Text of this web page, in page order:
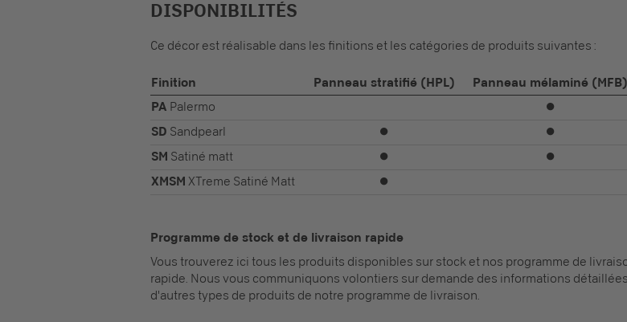
DISPONIBILITÉS
Ce décor est réalisable dans les finitions et les catégories de produits suivantes :
Finition Panneau stratifié (HPL) Panneau mélaminé (MFB)
PA Palermo ⏺
SD Sandpearl ⏺ ⏺
SM Satiné matt ⏺ ⏺
XMSM XTreme Satiné Matt ⏺
Programme de stock et de livraison rapide
Vous trouverez ici tous les produits disponibles sur stock et nos programme de
rapide. Nous vous communiquons volontiers sur demande des informations
d'autres types de produits de notre programme de livraison.